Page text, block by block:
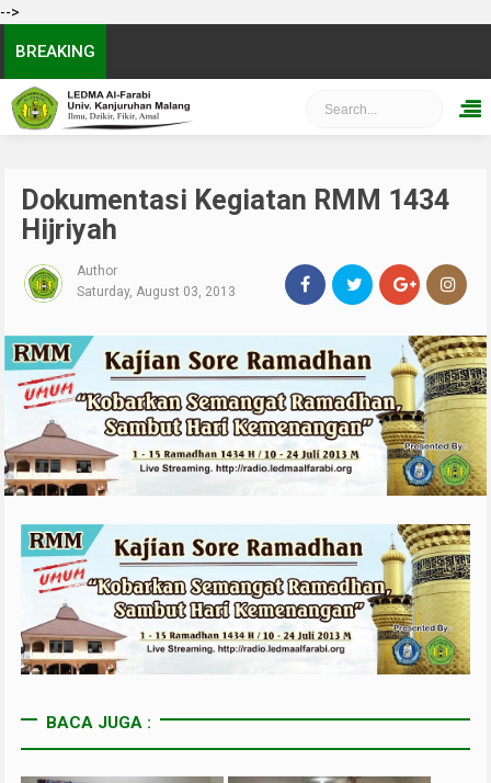
-->
BREAKING
Dokumentasi Kegiatan RMM 1434
Hijriyah
Author
Saturday, August 03, 2013
BACA JUGA :